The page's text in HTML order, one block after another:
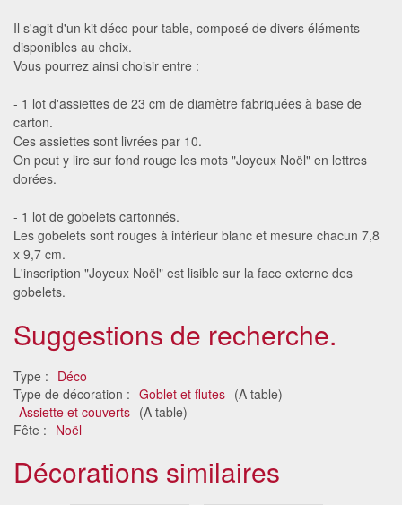
Il s'agit d'un kit déco pour table, composé de divers éléments
disponibles au choix.
Vous pourrez ainsi choisir entre :
- 1 lot d'assiettes de 23 cm de diamètre fabriquées à base de
carton.
Ces assiettes sont livrées par 10.
On peut y lire sur fond rouge les mots "Joyeux Noël" en lettres
dorées.
- 1 lot de gobelets cartonnés.
Les gobelets sont rouges à intérieur blanc et mesure chacun 7,8
x 9,7 cm.
L'inscription "Joyeux Noël" est lisible sur la face externe des
gobelets.
Suggestions de recherche.
Type : Déco
Type de décoration : Goblet et flutes (A table)
Assiette et couverts (A table)
Fête : Noël
Décorations similaires